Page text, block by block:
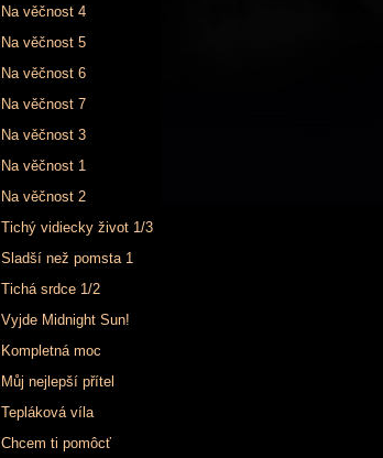
Na věčnost 4
Na věčnost 5
Na věčnost 6
Na věčnost 7
Na věčnost 3
Na věčnost 1
Na věčnost 2
Tichý vidiecky život 1/3
Sladší než pomsta 1
Tichá srdce 1/2
Vyjde Midnight Sun!
Kompletná moc
Můj nejlepší přítel
Tepláková víla
Chcem ti pomôcť